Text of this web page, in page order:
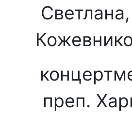
преп.